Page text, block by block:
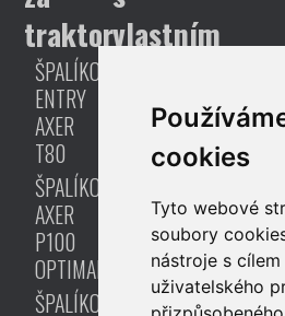
cookies
Tyto webové
soubory
nástroje s
uživatelského
traktor
ŠPALÍKOVAČ
ENTRY
AXER
T80
ŠPALÍKOVAČ
AXER
P100
OPTIMAL
ŠPALÍKOVAČ
vlastním
ŠPALÍKOVAČ
AXER
M80
ŠPALÍKOVAČ
AXER
M80
PLUS